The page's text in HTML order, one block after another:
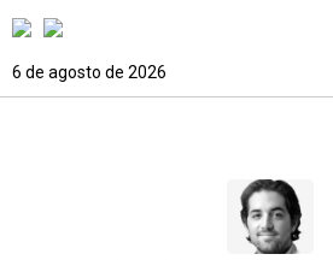
6 de agosto de 2026